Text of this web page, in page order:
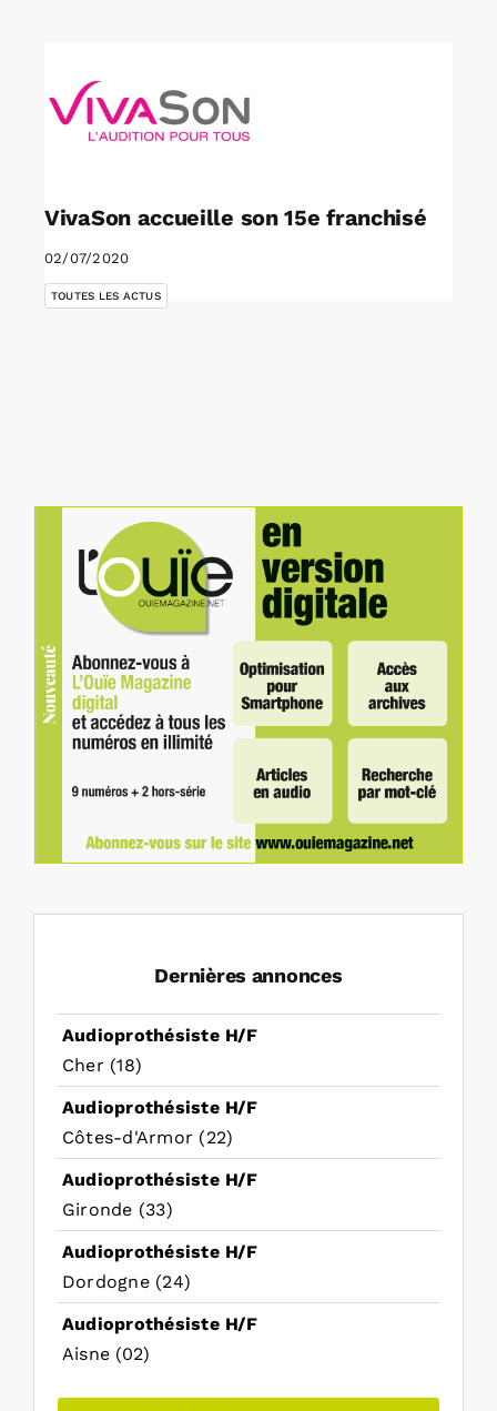
VivaSon accueille son 15e franchisé
02/07/2020
TOUTES LES ACTUS
Dernières annonces
Audioprothésiste H/F
Cher (18)
Audioprothésiste H/F
Côtes-d'Armor (22)
Audioprothésiste H/F
Gironde (33)
Audioprothésiste H/F
Dordogne (24)
Audioprothésiste H/F
Aisne (02)